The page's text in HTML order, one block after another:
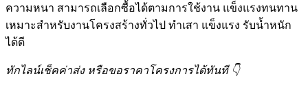
ความหนา สามารถเลือกซื้อได้ตามการใช้งาน แข็งแรงทนทาน
เหมาะสำหรับงานโครงสร้างทั่วไป ทำเสา แข็งแรง รับน้ำหนัก
ได้ดี
ทักไลน์เช็คค่าส่ง หรือขอราคาโครงการได้ทันที 👇